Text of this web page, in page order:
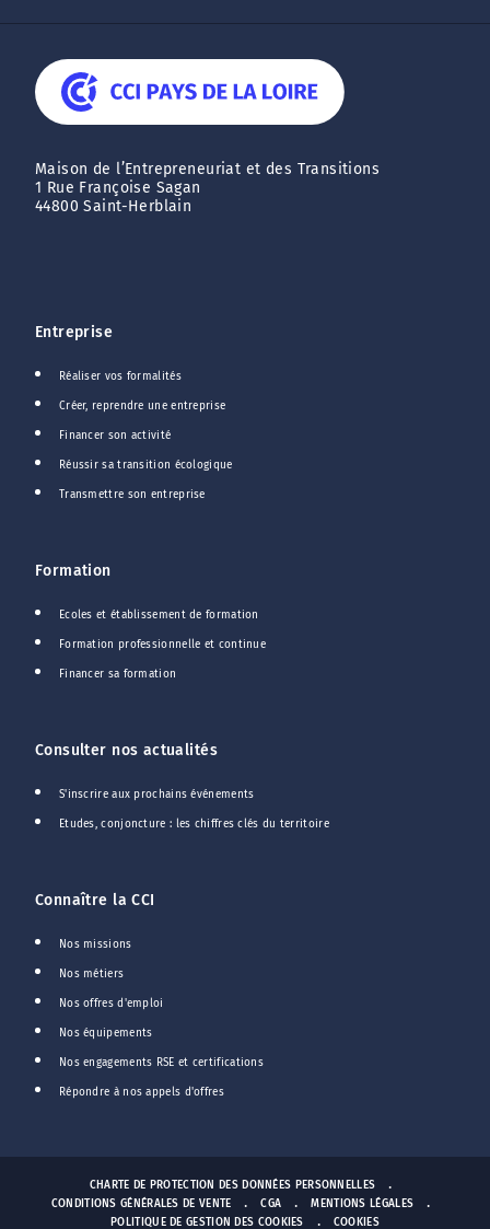
Maison de l’Entrepreneuriat et des Transitions
1 Rue Françoise Sagan
44800 Saint-Herblain
Entreprise
Réaliser vos formalités
Créer, reprendre une entreprise
Financer son activité
Réussir sa transition écologique
Transmettre son entreprise
Formation
Ecoles et établissement de formation
Formation professionnelle et continue
Financer sa formation
Consulter nos actualités
S'inscrire aux prochains événements
Etudes, conjoncture : les chiffres clés du territoire
Connaître la CCI
Nos missions
Nos métiers
Nos offres d'emploi
Nos équipements
Nos engagements RSE et certifications
Répondre à nos appels d'offres
CHARTE DE PROTECTION DES DONNÉES PERSONNELLES
CONDITIONS GÉNÉRALES DE VENTE
CGA
MENTIONS LÉGALES
POLITIQUE DE GESTION DES COOKIES
COOKIES